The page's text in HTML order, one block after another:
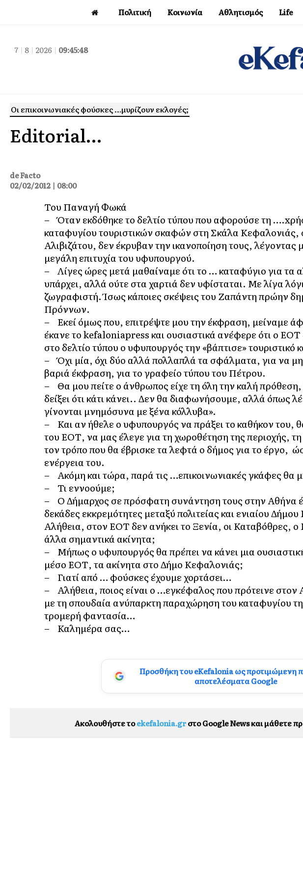
Πολιτική Κοινωνία Αθλητισμός Life
7 | 8 | 2026 | 09:45:49
Οι επικοινωνιακές φούσκες …μυρίζουν εκλογές;
Editorial…
de Facto
02/02/2012 | 08:00
Του Παναγή Φωκά
– Όταν εκδόθηκε το δελτίο τύπου που αφορούσε τη
καταφυγίου τουριστικών σκαφών στη Σκάλα Κεφαλονιάς,
Αλιβιζάτου, δεν έκρυβαν την ικανοποίηση τους, λέγοντας
μεγάλη επιτυχία του υφυπουργού.
– Λίγες ώρες μετά μαθαίναμε ότι το … καταφύγιο για τα
υπάρχει, αλλά ούτε στα χαρτιά δεν υφίσταται. Με λίγα
ζωγραφιστή. Ίσως κάποιες σκέψεις του Ζαπάντη πρώην
Πρόννων.
– Εκεί όμως που, επιτρέψτε μου την έκφραση, μείναμε
έκανε το kefaloniapress και ουσιαστικά ανέφερε ότι ο ΕΟΤ
στο δελτίο τύπου ο υφυπουργός την «βάπτισε» τουριστικό
– Όχι μία, όχι δύο αλλά πολλαπλά τα σφάλματα, για να
βαριά έκφραση, για το γραφείο τύπου του Πέτρου.
– Θα μου πείτε ο άνθρωπος είχε τη όλη την καλή πρόθεση,
δείξει ότι κάτι κάνει.. Δεν θα διαφωνήσουμε, αλλά όπως
γίνονται μνημόσυνα με ξένα κόλλυβα».
– Και αν ήθελε ο υφυπουργός να πράξει το καθήκον του,
του ΕΟΤ, να μας έλεγε για τη χωροθέτηση της περιοχής,
τον τρόπο που θα έβρισκε τα λεφτά ο δήμος για το έργο,
ενέργεια του.
– Ακόμη και τώρα, παρά τις …επικοινωνιακές γκάφες θα
– Τι εννοούμε;
– Ο Δήμαρχος σε πρόσφατη συνάντηση τους στην Αθήνα
δεκάδες εκκρεμότητες μεταξύ πολιτείας και ενιαίου
Αλήθεια, στον ΕΟΤ δεν ανήκει το Ξενία, οι Καταβόθρες,
άλλα σημαντικά ακίνητα;
– Μήπως ο υφυπουργός θα πρέπει να κάνει μια
μέσο ΕΟΤ, τα ακίνητα στο Δήμο Κεφαλονιάς;
– Γιατί από … φούσκες έχουμε χορτάσει…
– Αλήθεια, ποιος είναι ο …εγκέφαλος που πρότεινε στον
με τη σπουδαία ανύπαρκτη παραχώρηση του καταφυγίου
τρομερή φαντασία…
– Καλημέρα σας…
Προσθήκη του eKefalonia ως προτιμώμενη
αποτελέσματα Google
Ακολουθήστε τοekefalonia.grστο Google News και μάθετε